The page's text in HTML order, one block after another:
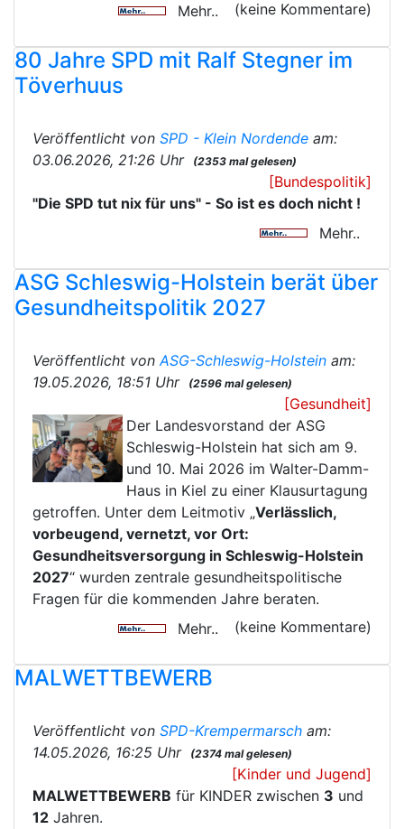
Mehr.. (keine Kommentare)
80 Jahre SPD mit Ralf Stegner im
Töverhuus
Veröffentlicht von SPD - Klein Nordende am:
03.06.2026, 21:26 Uhr
(2353 mal gelesen)
[Bundespolitik]
"Die SPD tut nix für uns" - So ist es doch nicht !
Mehr..
ASG Schleswig-Holstein berät über
Gesundheitspolitik 2027
Veröffentlicht vonASG-Schleswig-Holstein am:
19.05.2026, 18:51 Uhr
(2596 mal gelesen)
[Gesundheit]
Der Landesvorstand der ASG
Schleswig-Holstein hat sich am 9.
und 10. Mai 2026 im Walter-Damm-
Haus in Kiel zu einer Klausurtagung
getroffen. Unter dem Leitmotiv „Verlässlich,
vorbeugend, vernetzt, vor Ort:
Gesundheitsversorgung in Schleswig-Holstein
2027“ wurden zentrale gesundheitspolitische
Fragen für die kommenden Jahre beraten.
Mehr..
(keine Kommentare)
MALWETTBEWERB
Veröffentlicht von SPD-Krempermarsch am:
14.05.2026, 16:25 Uhr
(2374 mal gelesen)
[Kinder und Jugend]
MALWETTBEWERB für KINDER zwischen 3 und
12 Jahren.